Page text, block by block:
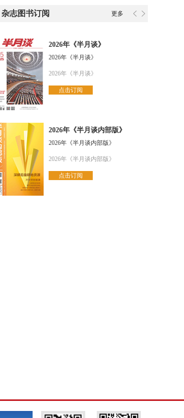
杂志图书订阅 更多
2026年《半月谈》
2026年《半月谈》
2026年《半月谈》
点击订阅
2026年《半月谈内部版》
2026年《半月谈内部版》
2026年《半月谈内部版》
点击订阅